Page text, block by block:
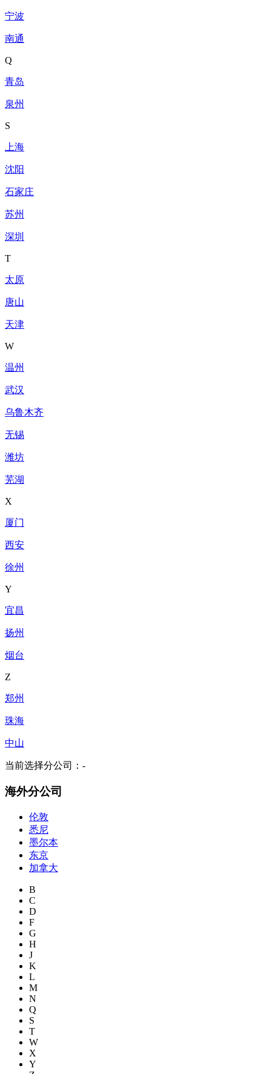
宁波
南通
Q
青岛
泉州
S
上海
沈阳
石家庄
苏州
深圳
T
太原
唐山
天津
W
温州
武汉
乌鲁木齐
无锡
潍坊
芜湖
X
厦门
西安
徐州
Y
宜昌
扬州
烟台
Z
郑州
珠海
中山
当前选择分公司： -
海外分公司
伦敦
悉尼
墨尔本
东京
加拿大
B
C
D
F
G
H
J
K
L
M
N
Q
S
T
W
X
Y